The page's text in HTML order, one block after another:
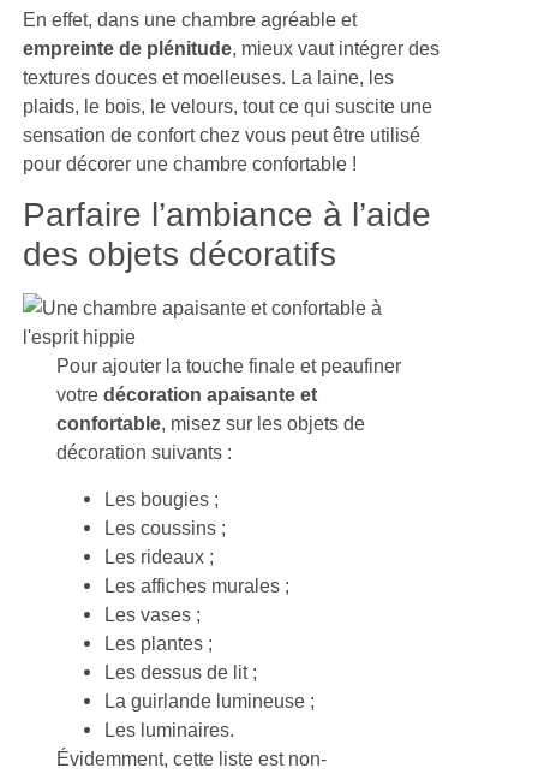
En effet, dans une chambre agréable et
empreinte de plénitude, mieux vaut intégrer des
textures douces et moelleuses. La laine, les
plaids, le bois, le velours, tout ce qui suscite une
sensation de confort chez vous peut être utilisé
pour décorer une chambre confortable !
Parfaire l’ambiance à l’aide
des objets décoratifs
Pour ajouter la touche finale et peaufiner
votre décoration apaisante et
confortable, misez sur les objets de
décoration suivants :
Les bougies ;
Les coussins ;
Les rideaux ;
Les affiches murales ;
Les vases ;
Les plantes ;
Les dessus de lit ;
La guirlande lumineuse ;
Les luminaires.
Évidemment, cette liste est non-